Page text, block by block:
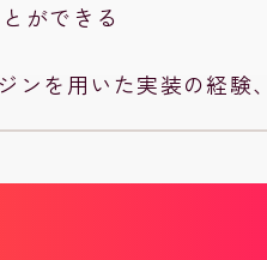
ができる
ンを用いた実装の経験